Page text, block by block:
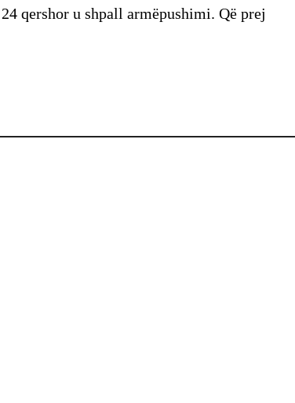
qershor u shpall armëpushimi. Që prej